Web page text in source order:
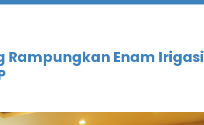
Rampungkan Enam Irigasi